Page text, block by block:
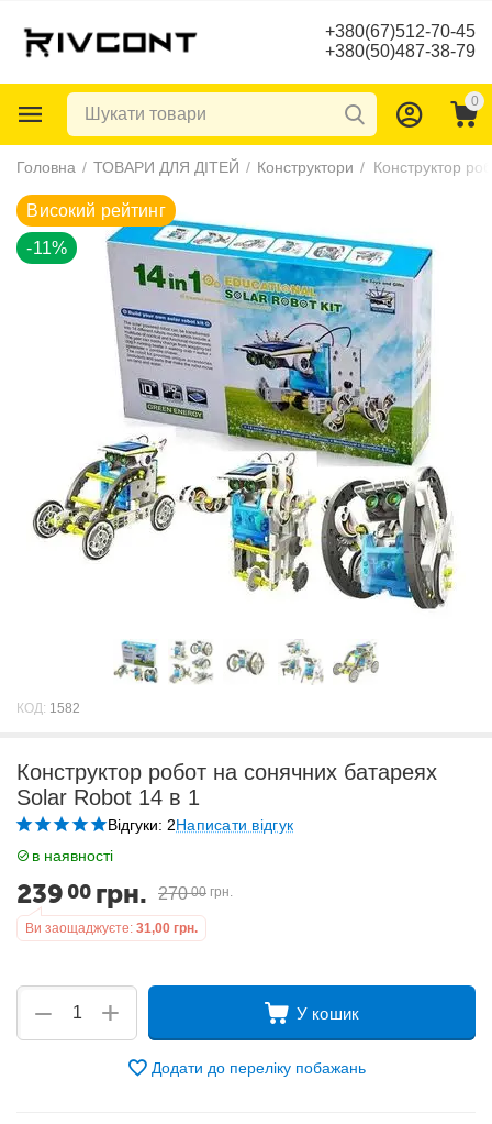
+380(67)512-70-45
+380(50)487-38-79
0
Головна / ТОВАРИ ДЛЯ ДІТЕЙ / Конструктори /
КОД: 1582
Конструктор робот на сонячних батареях
Solar Robot 14 в 1
Відгуки: 2Написати відгук
в наявності
239 00 грн. 270 00 грн.
Ви заощаджуєте: 31,00 грн.
+
− У кошик
Додати до переліку побажань